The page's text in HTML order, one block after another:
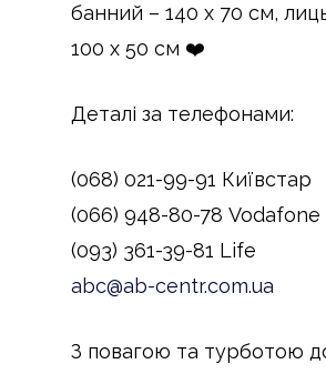
банний – 140 х 70 см,
100 х 50 см ❤️
Деталі за телефонами:
(068) 021-99-91 Київстар
(066) 948-80-78 Vodafone
(093) 361-39-81 Life
abc@ab-centr.com.ua
З повагою та турботою